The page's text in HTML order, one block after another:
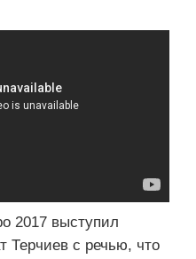
2017 выступил
Терчиев с речью, что